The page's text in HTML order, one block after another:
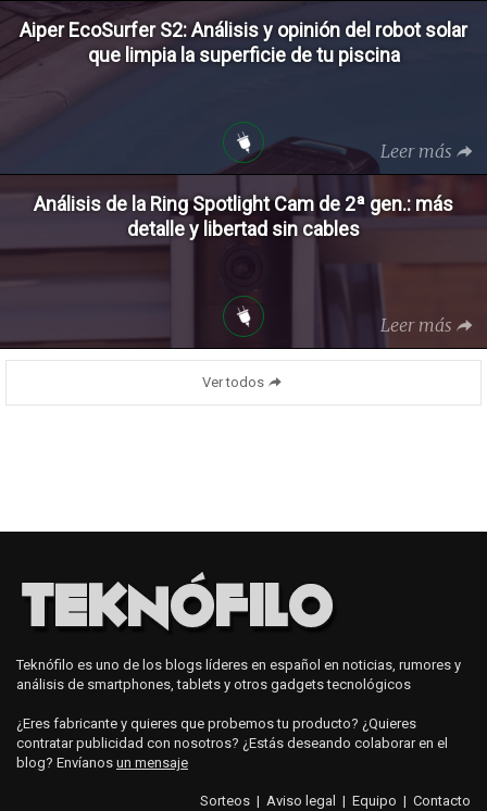
Aiper EcoSurfer S2: Análisis y opinión del robot solar
que limpia la superficie de tu piscina
Leer más
Análisis de la Ring Spotlight Cam de 2ª gen.: más
detalle y libertad sin cables
Leer más
Ver todos
Teknófilo es uno de los blogs líderes en español en noticias, rumores y
análisis de smartphones, tablets y otros gadgets tecnológicos
¿Eres fabricante y quieres que probemos tu producto? ¿Quieres
contratar publicidad con nosotros? ¿Estás deseando colaborar en el
blog? Envíanos un mensaje
Sorteos | Aviso legal | Equipo | Contacto